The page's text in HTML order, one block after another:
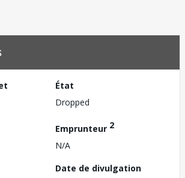
État
Dropped
Emprunteur 2
N/A
Date de divulgation